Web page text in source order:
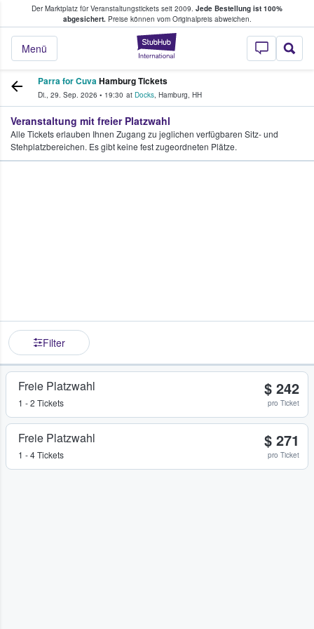
Der Marktplatz für Veranstaltungstickets seit 2009. Jede Bestellung ist 100%
abgesichert.Preise können vom Originalpreis abweichen.
StubHub - Wo
Menü
Tickets kaufen & verkaufen
Parra for CuvaHamburg Tickets
Di., 29. Sep. 2026 • 19:30 at Docks, Hamburg, HH
Veranstaltung mit freier Platzwahl
Alle Tickets erlauben Ihnen Zugang zu jeglichen verfügbaren Sitz- und
Stehplatzbereichen. Es gibt keine fest zugeordneten Plätze.
Filter
Freie Platzwahl
1 - 2 Tickets
$ 242
pro Ticket
Freie Platzwahl
1 - 4 Tickets
$ 271
pro Ticket